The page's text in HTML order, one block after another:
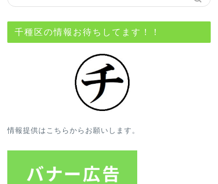
千種区の情報お待ちしてます！！
情報提供はこちらからお願いします。